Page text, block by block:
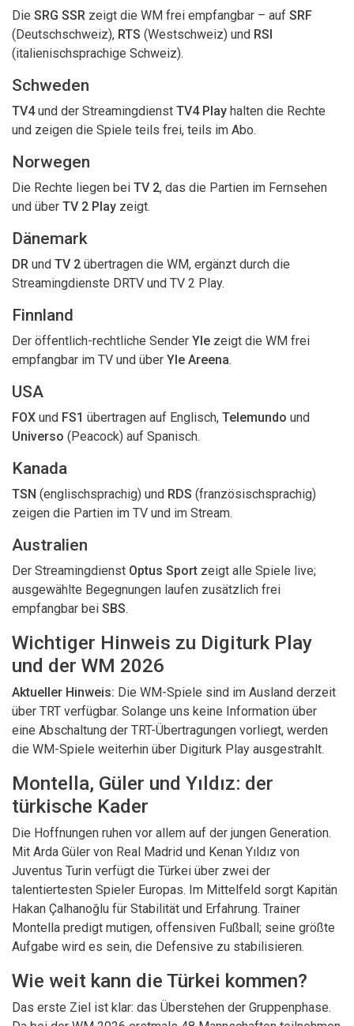
Die SRG SSR zeigt die WM frei empfangbar – auf SRF
(Deutschschweiz), RTS (Westschweiz) und RSI
(italienischsprachige Schweiz).
Schweden
TV4und der Streamingdienst TV4 Play halten die Rechte
und zeigen die Spiele teils frei, teils im Abo.
Norwegen
Die Rechte liegen bei TV 2, das die Partien im Fernsehen
und über TV 2 Play zeigt.
Dänemark
DR und TV 2 übertragen die WM, ergänzt durch die
Streamingdienste DRTV und TV 2 Play.
Finnland
Der öffentlich-rechtliche Sender Yle zeigt die WM frei
empfangbar im TV und über Yle Areena.
USA
FOX und FS1 übertragen auf Englisch, Telemundo und
Universo (Peacock) auf Spanisch.
Kanada
TSN (englischsprachig) und RDS (französischsprachig)
zeigen die Partien im TV und im Stream.
Australien
Der Streamingdienst Optus Sport zeigt alle Spiele live;
ausgewählte Begegnungen laufen zusätzlich frei
empfangbar bei SBS.
Wichtiger Hinweis zu Digiturk Play
und der WM 2026
Aktueller Hinweis: Die WM-Spiele sind im Ausland derzeit
über TRT verfügbar. Solange uns keine Information über
eine Abschaltung der TRT-Übertragungen vorliegt, werden
die WM-Spiele weiterhin über Digiturk Play ausgestrahlt.
Montella, Güler und Yıldız: der
türkische Kader
Die Hoffnungen ruhen vor allem auf der jungen Generation.
Mit Arda Güler von Real Madrid und Kenan Yıldız von
Juventus Turin verfügt die Türkei über zwei der
talentiertesten Spieler Europas. Im Mittelfeld sorgt Kapitän
Hakan Çalhanoğlu für Stabilität und Erfahrung. Trainer
Montella predigt mutigen, offensiven Fußball; seine größte
Aufgabe wird es sein, die Defensive zu stabilisieren.
Wie weit kann die Türkei kommen?
Das erste Ziel ist klar: das Überstehen der Gruppenphase.